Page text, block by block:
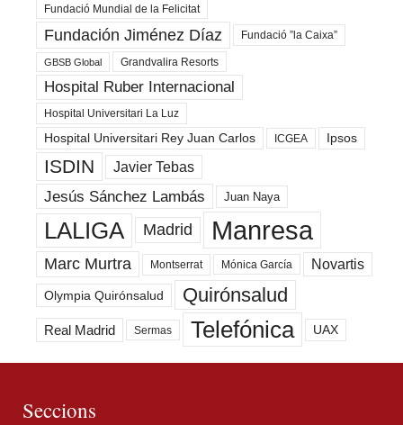
Fundació Mundial de la Felicitat
Fundación Jiménez Díaz Fundació ”la Caixa”
GBSB Global Grandvalira Resorts
Hospital Ruber Internacional
Hospital Universitari La Luz
Hospital Universitari Rey Juan Carlos ICGEA Ipsos
ISDIN Javier Tebas
Jesús Sánchez Lambás Juan Naya
LALIGA Madrid Manresa
Marc Murtra Montserrat Mónica García Novartis
Olympia Quirónsalud Quirónsalud
Real Madrid Sermas Telefónica UAX
Seccions